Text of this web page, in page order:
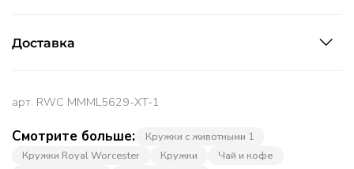
Смотрите больше:
Кружки с животными 1
Кружки Royal Worcester
Кружки
Чай и кофе
Доставка
арт. RWC MMML5629-XT-1